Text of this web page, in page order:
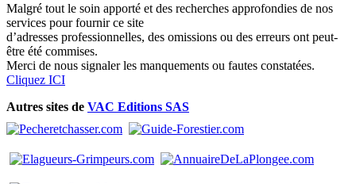
Malgré tout le soin apporté et des recherches approfondies de nos
services pour fournir ce site
d’adresses professionnelles, des omissions ou des erreurs ont peut-
être été commises.
Merci de nous signaler les manquements ou fautes constatées.
Cliquez ICI
Autres sites de VAC Editions SAS